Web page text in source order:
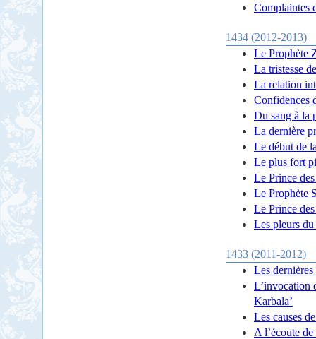
Complaintes
1434 (2012-2013)
Le Prophète
La tristesse
La relation
Confidences
Du sang à la
La dernière
Le début de
Le plus fort
Le Prince
Le Prophète
Le Prince
Les pleurs
1433 (2011-2012)
Les
L’invocation
Karbala’
Les causes
A l’écoute